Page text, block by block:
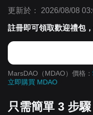
更新於： 2026/08/08
註冊即可領取歡迎禮包
MarsDAO（MDAO）價格：
立即購買 MDAO
只需簡單 3 步